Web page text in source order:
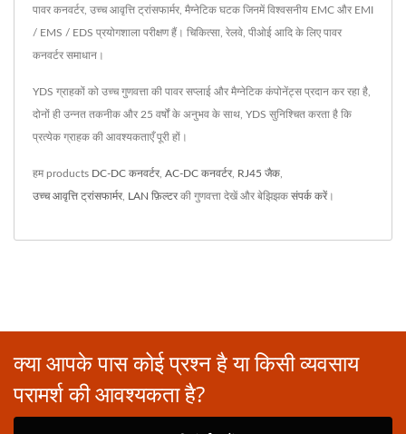
पावर कनवर्टर, उच्च आवृत्ति ट्रांसफार्मर, मैग्नेटिक घटक जिनमें विश्वसनीय EMC और EMI
/ EMS / EDS प्रयोगशाला परीक्षण हैं। चिकित्सा, रेलवे, पीओई आदि के लिए पावर
कनवर्टर समाधान।
YDS ग्राहकों को उच्च गुणवत्ता की पावर सप्लाई और मैग्नेटिक कंपोनेंट्स प्रदान कर रहा है,
दोनों ही उन्नत तकनीक और 25 वर्षों के अनुभव के साथ, YDS सुनिश्चित करता है कि
प्रत्येक ग्राहक की आवश्यकताएँ पूरी हों।
हम products DC-DC कनवर्टर, AC-DC कनवर्टर, RJ45 जैक
उच्च आवृत्ति ट्रांसफार्मर, LAN फ़िल्टरकी गुणवत्ता देखें और बेझिझक संपर्क करें।
क्या आपके पास कोई प्रश्न है या किसी व्यवसाय
परामर्श की आवश्यकता है?